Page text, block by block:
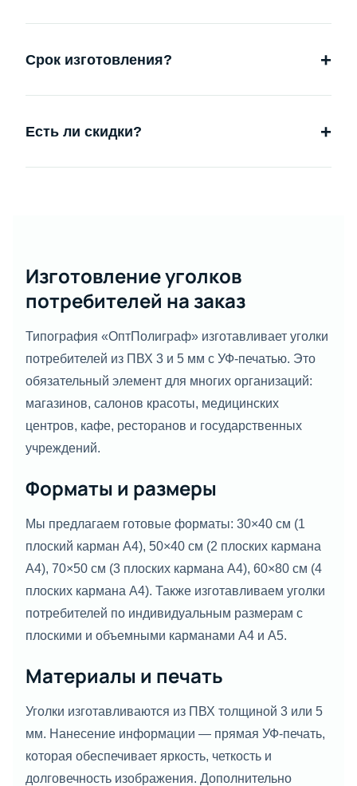
Срок изготовления? +
Есть ли скидки? +
Изготовление уголков
потребителей на заказ
Типография «ОптПолиграф» изготавливает уголки
потребителей из ПВХ 3 и 5 мм с УФ-печатью. Это
обязательный элемент для многих организаций:
магазинов, салонов красоты, медицинских
центров, кафе, ресторанов и государственных
учреждений.
Форматы и размеры
Мы предлагаем готовые форматы: 30×40 см (1
плоский карман А4), 50×40 см (2 плоских кармана
А4), 70×50 см (3 плоских кармана А4), 60×80 см (4
плоских кармана А4). Также изготавливаем уголки
потребителей по индивидуальным размерам с
плоскими и объемными карманами А4 и А5.
Материалы и печать
Уголки изготавливаются из ПВХ толщиной 3 или 5
мм. Нанесение информации — прямая УФ-печать,
которая обеспечивает яркость, четкость и
долговечность изображения. Дополнительно